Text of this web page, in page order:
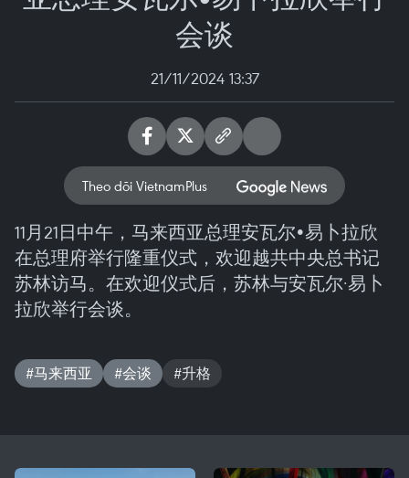
会谈
21/11/2024 13:37
Theo dõi VietnamPlus
11月21日中午，马来西亚总理安瓦尔•易卜拉欣
在总理府举行隆重仪式，欢迎越共中央总书记
苏林访马。在欢迎仪式后，苏林与安瓦尔·易卜
拉欣举行会谈。
#马来西亚 #会谈 #升格